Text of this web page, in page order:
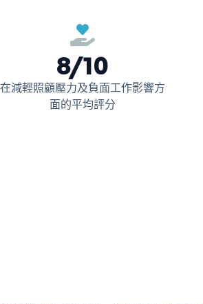
8/10
在減輕照顧壓力及負面工作影響方
面的平均評分